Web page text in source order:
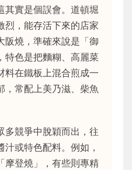
其實是個誤會。道頓堀
烈，能存活下來的店家
阪燒，準確來說是「御
特色是把麵糊、高麗菜
料在鐵板上混合煎成一
，常配上美乃滋、柴魚
多競爭中脫穎而出，往
或特色配料。例如，
摩登燒」，有些則專精